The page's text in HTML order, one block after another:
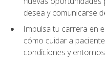
desea y comunicarse
Impulsa tu carrera en
cómo cuidar a
condiciones y